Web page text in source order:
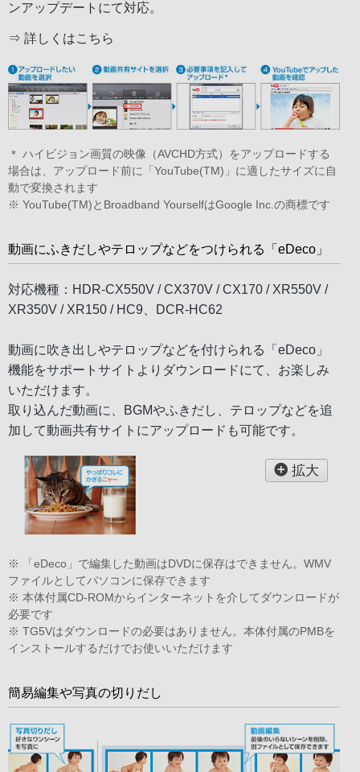
ンアップデートにて対応。
⇒ 詳しくはこちら
＊ ハイビジョン画質の映像（AVCHD方式）をアップロードする
場合は、アップロード前に「YouTube(TM)」に適したサイズに自
動で変換されます
※ YouTube(TM)とBroadband YourselfはGoogle Inc.の商標です
動画にふきだしやテロップなどをつけられる「eDeco」
対応機種：HDR-CX550V / CX370V / CX170 / XR550V /
XR350V / XR150 / HC9、DCR-HC62
動画に吹き出しやテロップなどを付けられる「eDeco」
機能をサポートサイトよりダウンロードにて、お楽しみ
いただけます。
取り込んだ動画に、BGMやふきだし、テロップなどを追
加して動画共有サイトにアップロードも可能です。
拡大
※ 「eDeco」で編集した動画はDVDに保存はできません。WMV
ファイルとしてパソコンに保存できます
※ 本体付属CD-ROMからインターネットを介してダウンロードが
必要です
※ TG5Vはダウンロードの必要はありません。本体付属のPMBを
インストールするだけでお使いいただけます
簡易編集や写真の切りだし